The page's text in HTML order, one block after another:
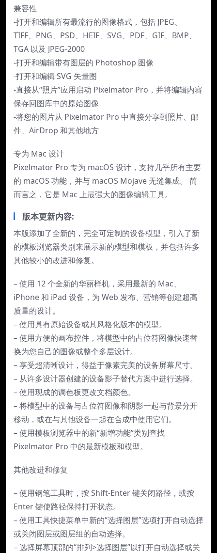
兼容性
-打开和编辑所有最流行的图像格式，包括 JPEG、
TIFF、PNG、PSD、HEIF、SVG、PDF、GIF、BMP、
TGA 以及 JPEG-2000
-打开和编辑带有图层的 Photoshop 图像
-打开和编辑 SVG 矢量图
-直接从“照片”应用启动 Pixelmator Pro，并将编辑内容
保存回图库中的原始图像
-将您的图片从 Pixelmator Pro 中直接分享到照片、邮
件、AirDrop 和其他地方
专为 Mac 设计
Pixelmator Pro 专为 macOS 设计，支持几乎所有主要
的 macOS 功能，并与 macOS Mojave 无缝集成。 简
而言之，它是 Mac 上最强大的图像编辑工具。
版本更新内容:
本版添加了全新的，完全可定制的设备模型，引入了新
的模板浏览器类别来展示新的模型和模板，并包括许多
其他较小的改进和修复。
– 使用 12 个全新的华丽样机，采用最新的 Mac、
iPhone 和 iPad 设备，为 Web 发布、营销等创建超高
质量的设计。
– 使用具有原始设备或其风格化版本的模型。
– 使用方便的画布控件，将模型中的占位符图像快速替
换为您自己的图像或整个多层设计。
– 享受超清晰设计，得益于像素完美的设备屏幕尺寸。
– 从许多设计器创建的设备影子替代方案中进行选择。
– 使用现成的调色板更改文档颜色。
– 将模型中的设备与占位符图像和阴影一起与背景分开
移动，或在与其他设备一起在合成中使用它们。
– 使用模板浏览器中的新“新增功能”类别查找
Pixelmator Pro 中的最新模板和模型。
其他改进和修复
– 使用钢笔工具时，按 Shift-Enter 键关闭路径，或按
Enter 键使路径保持打开状态。
– 使用工具快捷菜单中新的“选择图层”选项打开自动选择
或关闭图层或图层组的自动选择。
– 选择屏幕顶部的“排列>选择图层”以打开自动选择或关